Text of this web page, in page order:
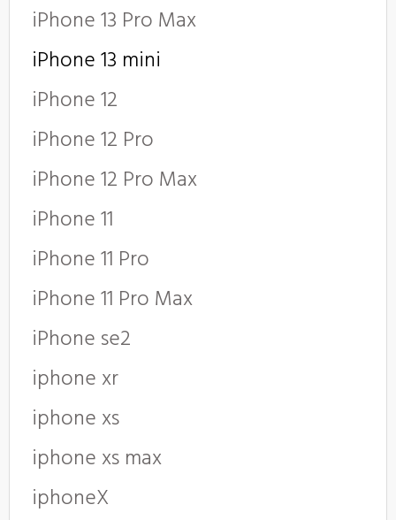
iPhone 13 Pro Max
iPhone 13 mini
iPhone 12
iPhone 12 Pro
iPhone 12 Pro Max
iPhone 11
iPhone 11 Pro
iPhone 11 Pro Max
iPhone se2
iphone xr
iphone xs
iphone xs max
iphoneX